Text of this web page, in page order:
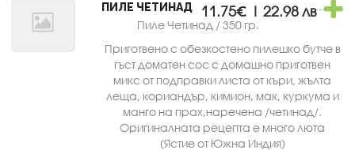
ПИЛЕ ЧЕТИНАД
Пиле Четинад / 350 гр.
11.75€ | 22.98 лв
Приготвено с обезкостено пилешко бутче в
гъст доматен сос с домашно приготвен
микс от подправки листа от къри, жълта
леща, кориандър, кимион, мак, куркума и
манго на прах,наречена /четинад/.
Оригиналната рецепта е много люта
(Ястие от Южна Индия)